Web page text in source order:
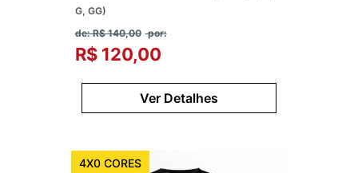
G, GG)
de: R$ 140,00 por:
R$ 120,00
Ver Detalhes
4X0 CORES